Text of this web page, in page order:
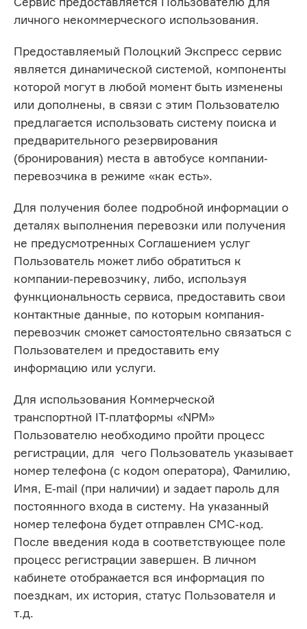
личного некоммерческого использования.
Предоставляемый Полоцкий Экспресс сервис
является динамической системой, компоненты
которой могут в любой момент быть изменены
или дополнены, в связи с этим Пользователю
предлагается использовать систему поиска и
предварительного резервирования
(бронирования) места в автобусе компании-
перевозчика в режиме «как есть».
Для получения более подробной информации о
деталях выполнения перевозки или получения
не предусмотренных Соглашением услуг
Пользователь может либо обратиться к
компании-перевозчику, либо, используя
функциональность сервиса, предоставить свои
контактные данные, по которым компания-
перевозчик сможет самостоятельно связаться с
Пользователем и предоставить ему
информацию или услуги.
Для использования Коммерческой
транспортной IT-платформы «NPM»
Пользователю необходимо пройти процесс
регистрации, для чего Пользователь указывает
номер телефона (с кодом оператора), Фамилию,
Имя, E-mail (при наличии) и задает пароль для
постоянного входа в систему. На указанный
номер телефона будет отправлен СМС-код.
После введения кода в соответствующее поле
процесс регистрации завершен. В личном
кабинете отображается вся информация по
поездкам, их история, статус Пользователя и
т.д.